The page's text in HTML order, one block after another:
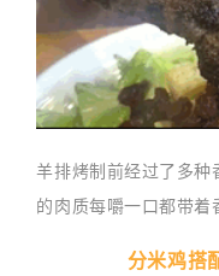
羊排烤制前经过了多种
的肉质每嚼一口都带着
分米鸡搭